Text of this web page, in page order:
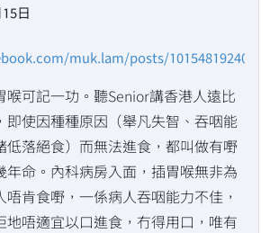
日
muk.lam/posts/
喉可記一功。聽Senior講香港人遠比
即使因種種原因（舉凡失智、吞咽能
低落絕食）而無法進食，都叫做有嘢
年命。內科病房入面，插胃喉無非為
肯食嘢，一係病人吞咽能力不佳，
地唔適宜以口進食，冇得用口，唯有